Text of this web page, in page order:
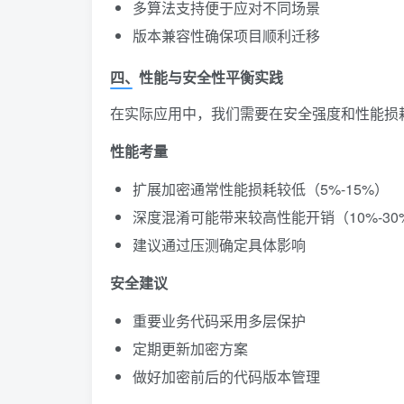
多算法支持便于应对不同场景
版本兼容性确保项目顺利迁移
四、性能与安全性平衡实践
在实际应用中，我们需要在安全强度和性能损
性能考量
扩展加密通常性能损耗较低（5%-15%）
深度混淆可能带来较高性能开销（10%-
建议通过压测确定具体影响
安全建议
重要业务代码采用多层保护
定期更新加密方案
做好加密前后的代码版本管理